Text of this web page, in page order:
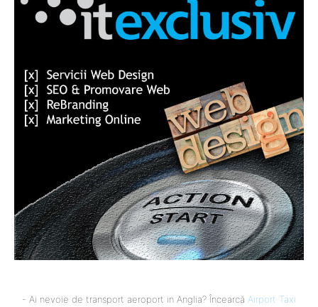
- Ai nevoie de transport aeroport in Anglia? Încearcă Airport Taxi